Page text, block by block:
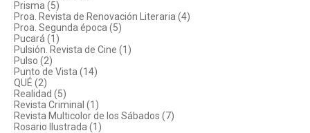
Prisma (5)
Proa. Revista de Renovación Literaria (4)
Proa. Segunda época (5)
Pucará (1)
Pulsión. Revista de Cine (1)
Pulso (2)
Punto de Vista (14)
QUÉ (2)
Realidad (5)
Revista Criminal (1)
Revista Multicolor de los Sábados (7)
Rosario Ilustrada (1)